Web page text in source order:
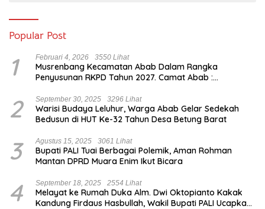
Popular Post
1 Februari 4, 2026 3550 Lihat
Musrenbang Kecamatan Abab Dalam Rangka
Penyusunan RKPD Tahun 2027. Camat Abab :
2 September 30, 2025 3296 Lihat
Warisi Budaya Leluhur, Warga Abab Gelar Sedekah
Bedusun di HUT Ke-32 Tahun Desa Betung Barat
3 Agustus 15, 2025 3061 Lihat
Bupati PALI Tuai Berbagai Polemik, Aman Rohman
Mantan DPRD Muara Enim Ikut Bicara
4 September 18, 2025 2554 Lihat
Melayat ke Rumah Duka Alm. Dwi Oktopianto Kakak
Kandung Firdaus Hasbullah, Wakil Bupati PALI Ucapkan